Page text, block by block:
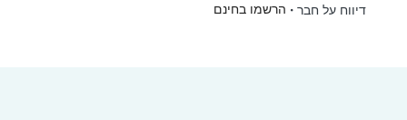
דיווח על חבר • הרשמו בחינם